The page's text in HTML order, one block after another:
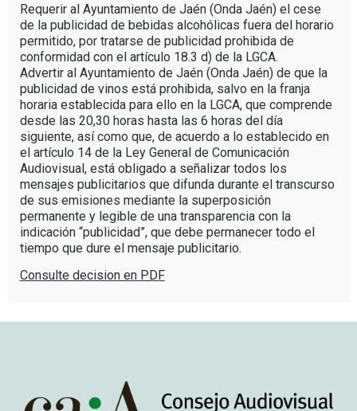
Requerir al Ayuntamiento de Jaén (Onda Jaén) el cese
de la publicidad de bebidas alcohólicas fuera del horario
permitido, por tratarse de publicidad prohibida de
conformidad con el artículo 18.3 d) de la LGCA.
Advertir al Ayuntamiento de Jaén (Onda Jaén) de que la
publicidad de vinos está prohibida, salvo en la franja
horaria establecida para ello en la LGCA, que comprende
desde las 20,30 horas hasta las 6 horas del día
siguiente, así como que, de acuerdo a lo establecido en
el artículo 14 de la Ley General de Comunicación
Audiovisual, está obligado a señalizar todos los
mensajes publicitarios que difunda durante el transcurso
de sus emisiones mediante la superposición
permanente y legible de una transparencia con la
indicación “publicidad”, que debe permanecer todo el
tiempo que dure el mensaje publicitario.
Consulte decision en PDF